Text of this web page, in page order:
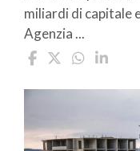
miliardi di capitale
Agenzia ...